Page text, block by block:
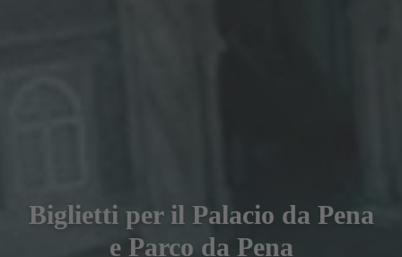
Biglietti per il Palacio da Pena
e Parco da Pena